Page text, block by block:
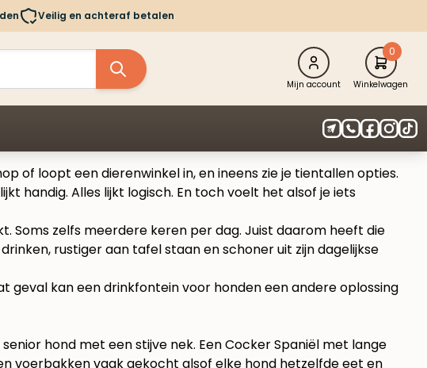
Veilig en achteraf betalen
Mijn account
0
Winkelwagen
of loopt een dierenwinkel in, en ineens zie je tientallen opties.
handig. Alles lijkt logisch. En toch voelt het alsof je iets
Soms zelfs meerdere keren per dag. Juist daarom heeft die
rustiger aan tafel staan en schoner uit zijn dagelijkse
geval kan eendrinkfontein voor hondeneen andere oplossing
hond met een stijve nek. Een Cocker Spaniël met lange
voerbakken vaak gekocht alsof elke hond hetzelfde eet en